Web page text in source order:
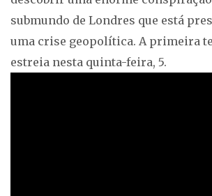
submundo de Londres que está
uma crise geopolítica. A primeira
estreia nesta quinta-feira, 5.